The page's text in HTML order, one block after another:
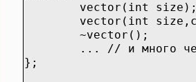
vector(int
vector(int
~vector();
... // и много
};